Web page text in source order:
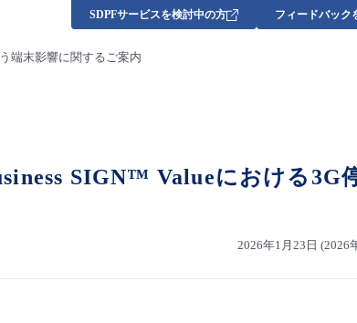
SDPFサービスを検討中の方 フィードバック
端末影響に関するご案内
SIGN™ Valueにおける3G
2026年1月23日 (2026